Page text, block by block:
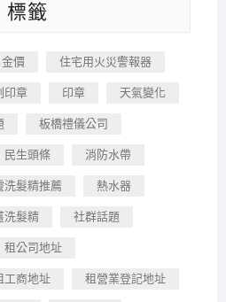
標籤
價 住宅用火災警報器
印章 印章 天氣變化
板橋禮儀公司
民生頭條 消防水帶
洗髮精推薦 熱水器
洗髮精 社群話題
租公司地址
工商地址 租營業登記地址